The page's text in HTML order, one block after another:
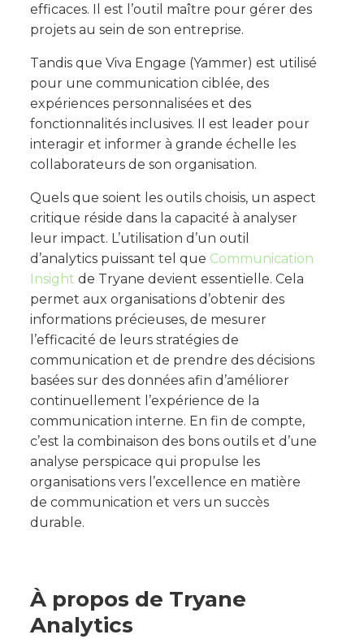
efficaces. Il est l’outil maître pour gérer des
projets au sein de son entreprise.
Tandis que Viva Engage (Yammer) est utilisé
pour une communication ciblée, des
expériences personnalisées et des
fonctionnalités inclusives. Il est leader pour
interagir et informer à grande échelle les
collaborateurs de son organisation.
Quels que soient les outils choisis, un aspect
critique réside dans la capacité à analyser
leur impact. L’utilisation d’un outil
d’analytics puissant tel que Communication
Insight de Tryane devient essentielle. Cela
permet aux organisations d’obtenir des
informations précieuses, de mesurer
l’efficacité de leurs stratégies de
communication et de prendre des décisions
basées sur des données afin d’améliorer
continuellement l’expérience de la
communication interne. En fin de compte,
c’est la combinaison des bons outils et d’une
analyse perspicace qui propulse les
organisations vers l’excellence en matière
de communication et vers un succès
durable.
À propos de Tryane
Analytics